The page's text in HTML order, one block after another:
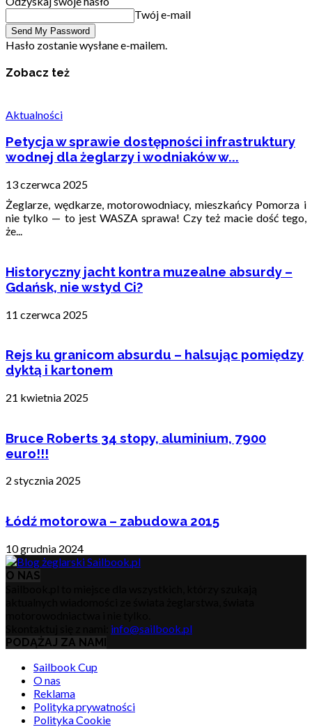
Twój e-mail
Hasło zostanie wysłane e-mailem.
Zobacz też
Aktualności
Petycja w sprawie dostępności infrastruktury
wodnej dla żeglarzy i wodniaków w...
13 czerwca 2025
Żeglarze, wędkarze, motorowodniacy, mieszkańcy Pomorza i
nie tylko — to jest WASZA sprawa! Czy też macie dość tego,
że...
Historyczny jacht kontra muzealne absurdy –
Gdańsk, nie wstyd Ci?
11 czerwca 2025
Rejs ku granicom absurdu – halsując pomiędzy
dyktą i kartonem
21 kwietnia 2025
Bruce Roberts 34 stopy, aluminium, 7900
euro!!!
2 stycznia 2025
Łódź motorowa – zabudowa 2015
10 grudnia 2024
O NAS
info@sailbook.pl
PODĄŻAJ ZA NAMI
Sailbook Cup
O nas
Reklama
Polityka prywatności
Polityka Cookie